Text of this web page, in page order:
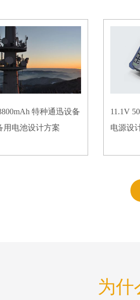
特种通迅设备
用电池设计方案
11.1V
电源设
为什